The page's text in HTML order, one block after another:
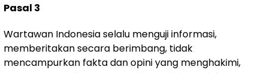
Pasal 3
Wartawan Indonesia selalu menguji informasi,
memberitakan secara berimbang, tidak
mencampurkan fakta dan opini yang menghakimi,